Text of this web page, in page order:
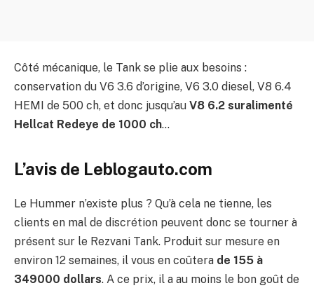
Côté mécanique, le Tank se plie aux besoins :
conservation du V6 3.6 d’origine, V6 3.0 diesel, V8 6.4
HEMI de 500 ch, et donc jusqu’au V8 6.2 suralimenté
Hellcat Redeye de 1000 ch…
L’avis de Leblogauto.com
Le Hummer n’existe plus ? Qu’à cela ne tienne, les
clients en mal de discrétion peuvent donc se tourner à
présent sur le Rezvani Tank. Produit sur mesure en
environ 12 semaines, il vous en coûtera de 155 à
349000 dollars. A ce prix, il a au moins le bon goût de